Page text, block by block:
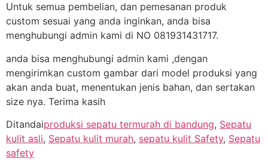
Untuk semua pembelian, dan pemesanan produk
custom sesuai yang anda inginkan, anda bisa
menghubungi admin kami di NO 081931431717.
anda bisa menghubungi admin kami ,dengan
mengirimkan custom gambar dari model produksi yang
akan anda buat, menentukan jenis bahan, dan sertakan
size nya. Terima kasih
Ditandaiproduksi sepatu termurah di bandung, Sepatu
kulit asli, Sepatu kulit murah, sepatu kulit Safety, Sepatu
safety